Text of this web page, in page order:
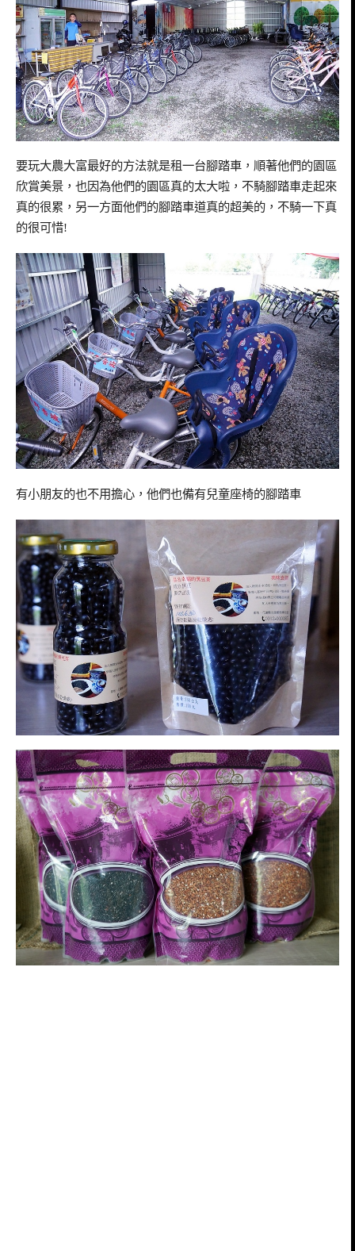
要玩大農大富最好的方法就是租一台腳踏車，順著他們的園區
欣賞美景，也因為他們的園區真的太大啦，不騎腳踏車走起來
真的很累，另一方面他們的腳踏車道真的超美的， 不騎一下真
的很可惜!
有小朋友的也不用擔心，他們也備有兒童座椅的腳踏車